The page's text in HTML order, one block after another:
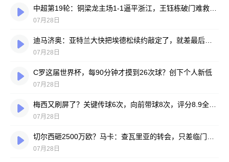
07月28日
07月28日
C罗这届世界杯，每90分钟才摸到26次球？创下个人新低
07月28日
07月28日
07月28日